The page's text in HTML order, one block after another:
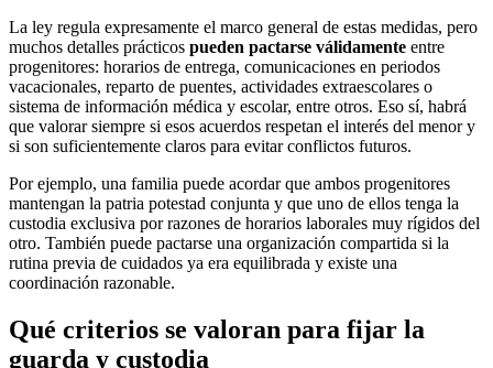
La ley regula expresamente el marco general de estas medidas, pero
muchos detalles prácticos pueden pactarse válidamente entre
progenitores: horarios de entrega, comunicaciones en periodos
vacacionales, reparto de puentes, actividades extraescolares o
sistema de información médica y escolar, entre otros. Eso sí, habrá
que valorar siempre si esos acuerdos respetan el interés del menor y
si son suficientemente claros para evitar conflictos futuros.
Por ejemplo, una familia puede acordar que ambos progenitores
mantengan la patria potestad conjunta y que uno de ellos tenga la
custodia exclusiva por razones de horarios laborales muy rígidos del
otro. También puede pactarse una organización compartida si la
rutina previa de cuidados ya era equilibrada y existe una
coordinación razonable.
Qué criterios se valoran para fijar la
guarda y custodia